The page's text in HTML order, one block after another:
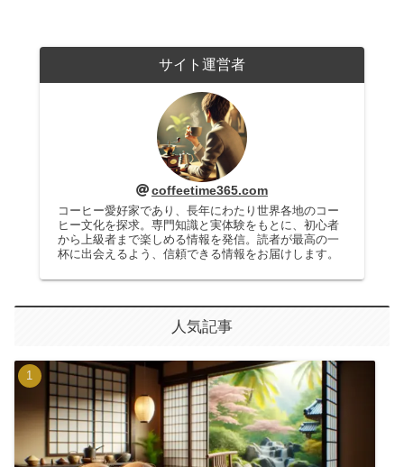
サイト運営者
coffeetime365.com
コーヒー愛好家であり、長年にわたり世界各地のコー
ヒー文化を探求。専門知識と実体験をもとに、初心者
から上級者まで楽しめる情報を発信。読者が最高の一
杯に出会えるよう、信頼できる情報をお届けします。
人気記事